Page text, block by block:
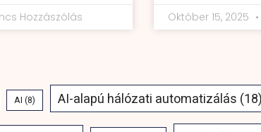
Hozzászólás Október 15, 2025
AI (8) AI-alapú hálózati automatizálás (18)